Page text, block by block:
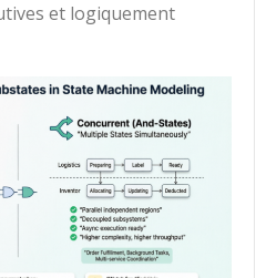
et logiquement